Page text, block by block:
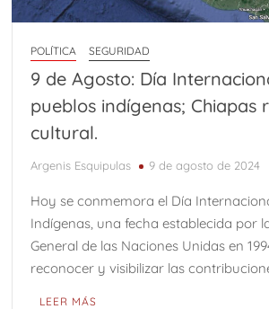
POLÍTICA SEGURIDAD
9 de Agosto: Día
pueblos indígenas; Chiapas
cultural.
Argenis Esquipulas 9 de agosto de 2024
Hoy se conmemora el Día
Indígenas, una fecha establecida por
General de las Naciones Unidas en
reconocer y visibilizar las
LEER MÁS